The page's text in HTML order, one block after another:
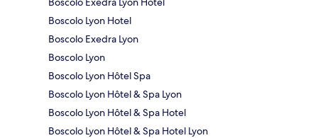
Boscolo Lyon Hotel
Boscolo Exedra Lyon
Boscolo Lyon
Boscolo Lyon Hôtel Spa
Boscolo Lyon Hôtel & Spa Lyon
Boscolo Lyon Hôtel & Spa Hotel
Boscolo Lyon Hôtel & Spa Hotel Lyon